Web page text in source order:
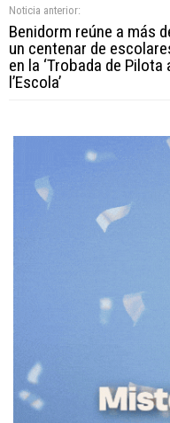
Noticia anterior:
Benidorm reúne a más
un centenar de
en la ‘Trobada de Pilota
l’Escola’